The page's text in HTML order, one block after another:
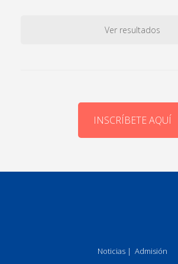
Ver resultados
INSCRÍBETE AQUÍ
Noticias | Admisión